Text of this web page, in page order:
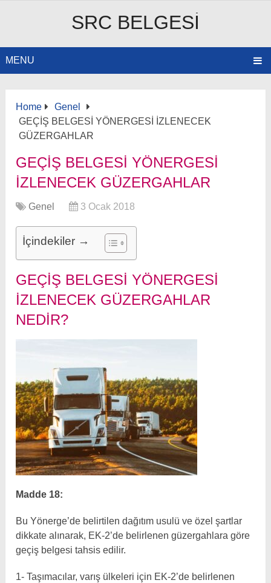
SRC BELGESI
MENU
Home
Genel
GEÇİŞ BELGESİ YÖNERGESİ İZLENECEK
GÜZERGAHLAR
GEÇİŞ BELGESİ YÖNERGESİ
İZLENECEK GÜZERGAHLAR
Genel 3 Ocak 2018
İçindekiler →
GEÇIŞ BELGESI YÖNERGESI
İZLENECEK GÜZERGAHLAR
NEDIR?
Madde 18:
Bu Yönerge’de belirtilen dağıtım usulü ve özel şartlar
dikkate alınarak, EK-2’de belirlenen güzergahlara göre
geçiş belgesi tahsis edilir.
1- Taşımacılar, varış ülkeleri için EK-2’de belirlenen